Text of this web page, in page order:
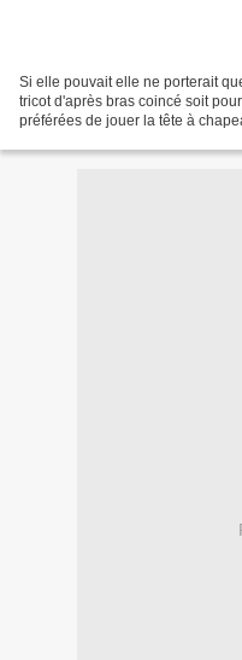
Si elle pouvait elle ne porterait
tricot d'après bras coincé soit
préférées de jouer la tête à